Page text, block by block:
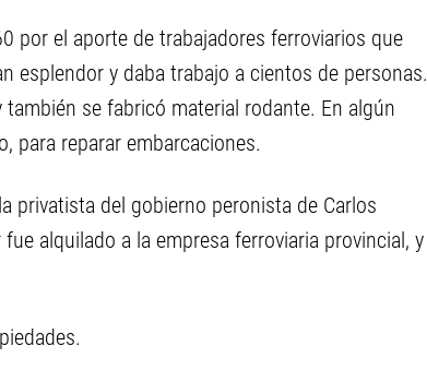
por el aporte de trabajadores ferroviarios que
esplendor y daba trabajo a cientos de personas.
se fabricó material rodante. En algún
para reparar embarcaciones.
privatista del gobierno peronista de Carlos
alquilado a la empresa ferroviaria provincial, y